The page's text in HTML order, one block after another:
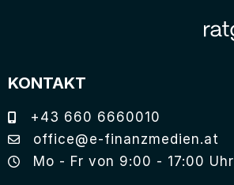
KONTAKT
+43 660 6660010
office@e-finanzmedien.at
Mo - Fr von 9:00 - 17:00 Uhr